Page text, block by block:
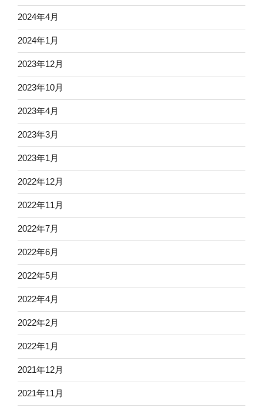
2024年4月
2024年1月
2023年12月
2023年10月
2023年4月
2023年3月
2023年1月
2022年12月
2022年11月
2022年7月
2022年6月
2022年5月
2022年4月
2022年2月
2022年1月
2021年12月
2021年11月